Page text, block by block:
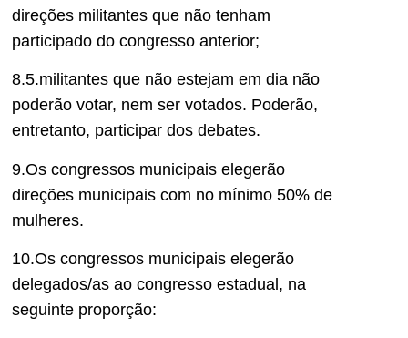
direções militantes que não tenham
participado do congresso anterior;
8.5.militantes que não estejam em dia não
poderão votar, nem ser votados. Poderão,
entretanto, participar dos debates.
9.Os congressos municipais elegerão
direções municipais com no mínimo 50% de
mulheres.
10.Os congressos municipais elegerão
delegados/as ao congresso estadual, na
seguinte proporção: